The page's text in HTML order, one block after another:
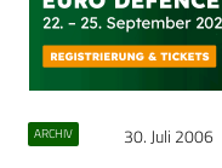
ARCHIV 30. Juli 2006